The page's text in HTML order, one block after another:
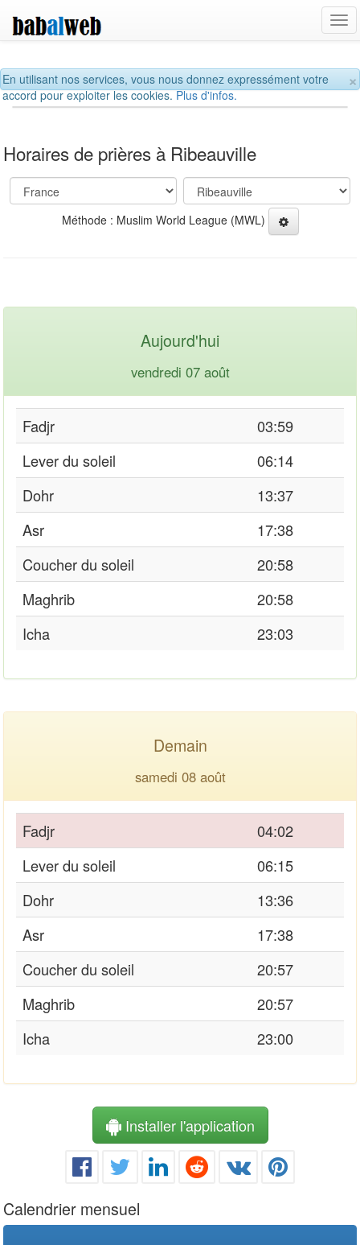
×
En utilisant nos services, vous nous donnez expressément votre
accord pour exploiter les cookies.Plus d'infos.
Horaires de prières à Ribeauville
Méthode : Muslim World League (MWL)
Aujourd'hui
vendredi 07 août
Fadjr
03:59
Lever du soleil
06:14
Dohr
13:37
Asr
17:38
Coucher du soleil
20:58
Maghrib
20:58
Icha
23:03
Demain
samedi 08 août
Fadjr
04:02
Lever du soleil
06:15
Dohr
13:36
Asr
17:38
Coucher du soleil
20:57
Maghrib
20:57
Icha
23:00
Installer l'application
Calendrier mensuel